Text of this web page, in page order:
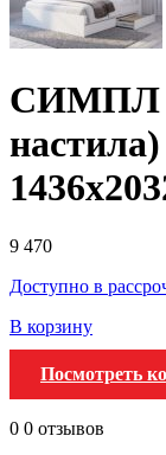
СИМПЛ
9 470
Доступно в
В корзину
Посмотреть
0 0 отзывов